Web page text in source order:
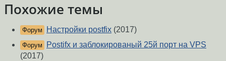
Похожие темы
Форум Настройки postfix (2017)
Форум
Postifx и заблокированый 25й порт на VPS
(2017)